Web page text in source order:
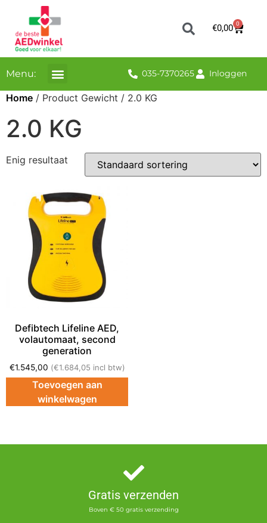
€0,00 0
Menu: 035-7370265 Inloggen
Home / Product Gewicht / 2.0 KG
2.0 KG
Enig resultaat
Defibtech Lifeline AED,
volautomaat, second
generation
€1.545,00 (€1.684,05 incl btw)
Toevoegen aan
winkelwagen
Gratis verzenden
Boven € 50 gratis verzending